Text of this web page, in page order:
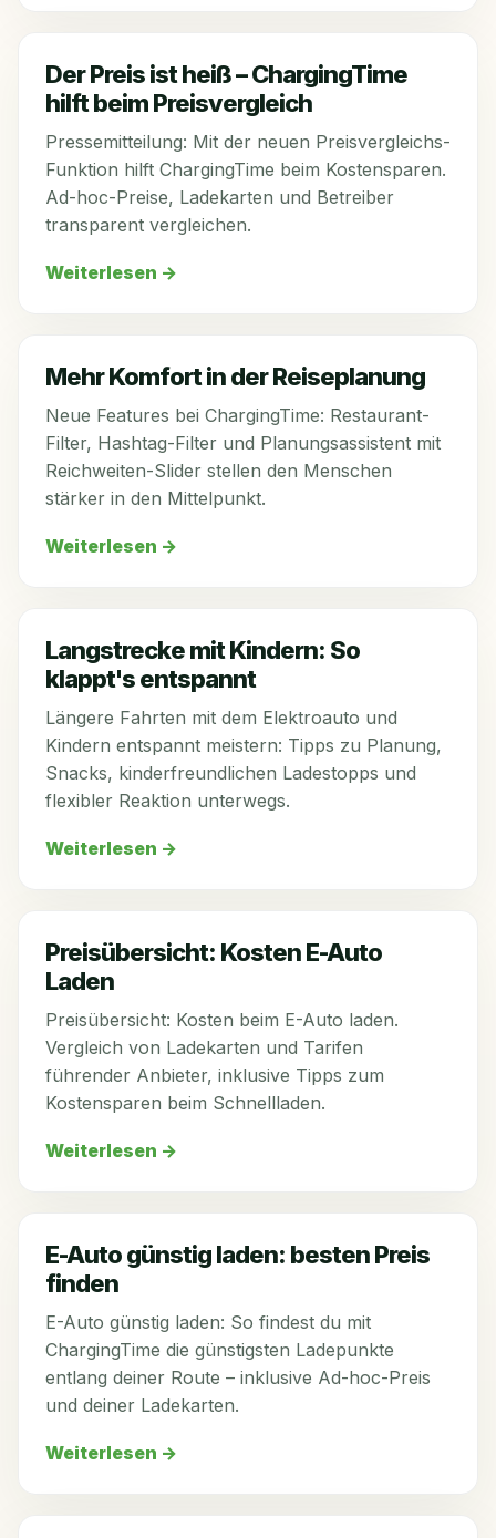
Der Preis ist heiß – ChargingTime
hilft beim Preisvergleich
Pressemitteilung: Mit der neuen Preisvergleichs-
Funktion hilft ChargingTime beim Kostensparen.
Ad-hoc-Preise, Ladekarten und Betreiber
transparent vergleichen.
Weiterlesen →
Mehr Komfort in der Reiseplanung
Neue Features bei ChargingTime: Restaurant-
Filter, Hashtag-Filter und Planungsassistent mit
Reichweiten-Slider stellen den Menschen
stärker in den Mittelpunkt.
Weiterlesen →
Langstrecke mit Kindern: So
klappt's entspannt
Längere Fahrten mit dem Elektroauto und
Kindern entspannt meistern: Tipps zu Planung,
Snacks, kinderfreundlichen Ladestopps und
flexibler Reaktion unterwegs.
Weiterlesen →
Preisübersicht: Kosten E-Auto
Laden
Preisübersicht: Kosten beim E-Auto laden.
Vergleich von Ladekarten und Tarifen
führender Anbieter, inklusive Tipps zum
Kostensparen beim Schnellladen.
Weiterlesen →
E-Auto günstig laden: besten Preis
finden
E-Auto günstig laden: So findest du mit
ChargingTime die günstigsten Ladepunkte
entlang deiner Route – inklusive Ad-hoc-Preis
und deiner Ladekarten.
Weiterlesen →